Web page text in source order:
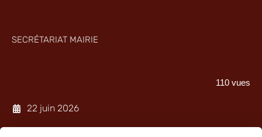
SECRÉTARIAT MAIRIE
110 vues
22 juin 2026